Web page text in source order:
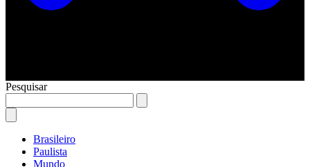
Pesquisar
Brasileiro
Paulista
Mundo